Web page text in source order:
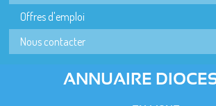
Offres d'emploi
Nous contacter
ANNUAIRE